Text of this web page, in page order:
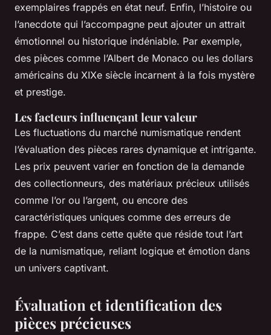
exemplaires frappés en état neuf. Enfin, l’histoire ou
l’anecdote qui l’accompagne peut ajouter un attrait
émotionnel ou historique indéniable. Par exemple,
des pièces comme l’Albert de Monaco ou les dollars
américains du XIXe siècle incarnent à la fois mystère
et prestige.
Les facteurs influençant leur valeur
Les fluctuations du marché numismatique rendent
l’évaluation des pièces rares dynamique et intrigante.
Les prix peuvent varier en fonction de la demande
des collectionneurs, des matériaux précieux utilisés
comme l’or ou l’argent, ou encore des
caractéristiques uniques comme des erreurs de
frappe. C’est dans cette quête que réside tout l’art
de la numismatique, reliant logique et émotion dans
un univers captivant.
Évaluation et identification des
pièces précieuses